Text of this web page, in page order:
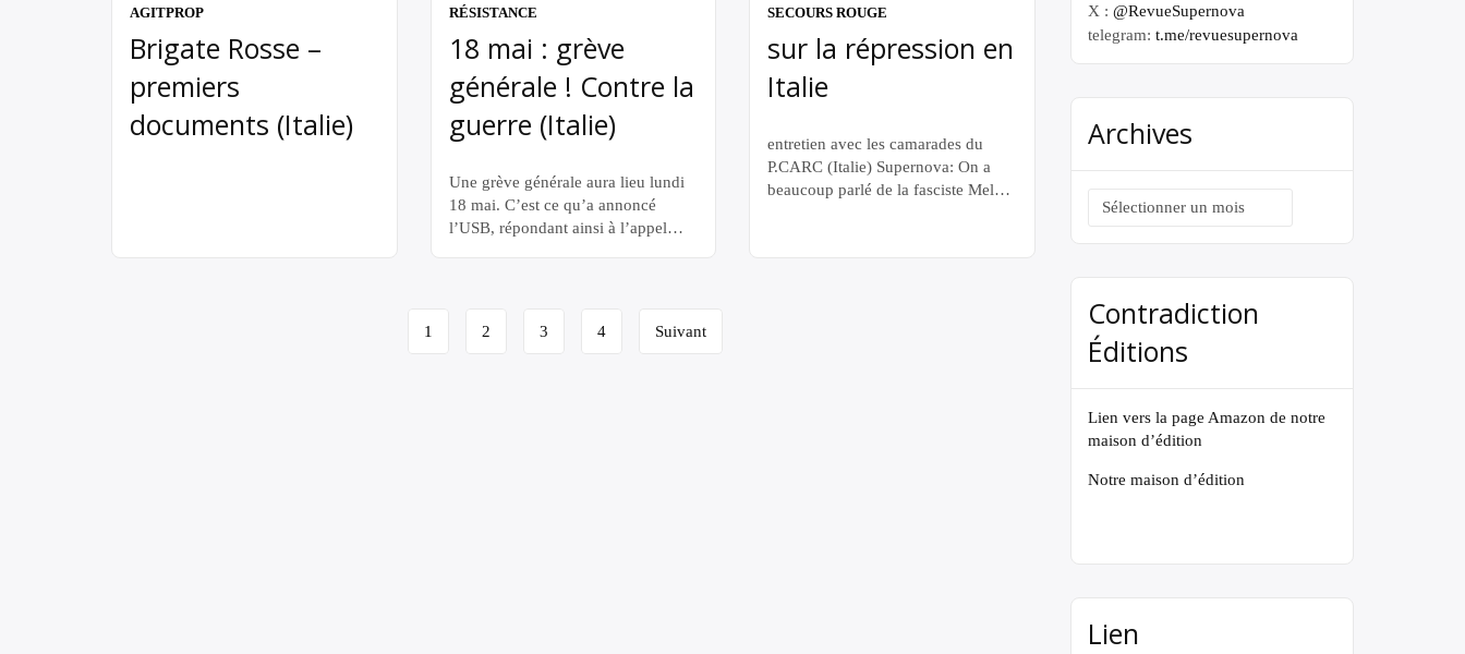
possède un minimum de sensibilité
sociopolitique en ressent déjà
depuis longtemps […]
PERMIS DE TUER ET IMPUNITÉ
serviteurs « Quand l’injustice
devient loi, la […]
l’Amérique du Sud est bouleversée
gouvernements fantoches aux États-
Unis. En toile de fond, les
manœuvres des impérialistes […]
AGITPROP
Brigate Rosse –
premiers
documents (Italie)
RÉSISTANCE
18 mai : grève
générale ! Contre la
guerre (Italie)
Une grève générale aura lieu lundi
18 mai. C’est ce qu’a annoncé
l’USB, répondant ainsi à l’appel
dans la nuit du 29 au 30 avril. Pas
SECOURS ROUGE
sur la répression en
Italie
entretien avec les camarades du
P.CARC (Italie) Supernova: On a
beaucoup parlé de la fasciste Meloni
1 2 3 4 Suivant
X : @RevueSupernova
telegram: t.me/revuesupernova
Archives
Archives
Contradiction
Éditions
Lien vers la page Amazon de notre
maison d’édition
Notre maison d’édition
Lien